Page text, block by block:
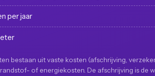
per jaar
bestaan uit vaste kosten (afschrijving,
of energiekosten. De afschrijving is de